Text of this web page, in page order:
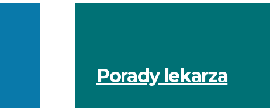
Porady lekarza